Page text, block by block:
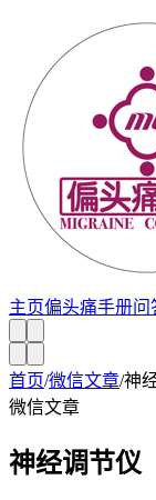
主页偏头痛手册问
首页/微信文章/神
微信文章
神经调节仪